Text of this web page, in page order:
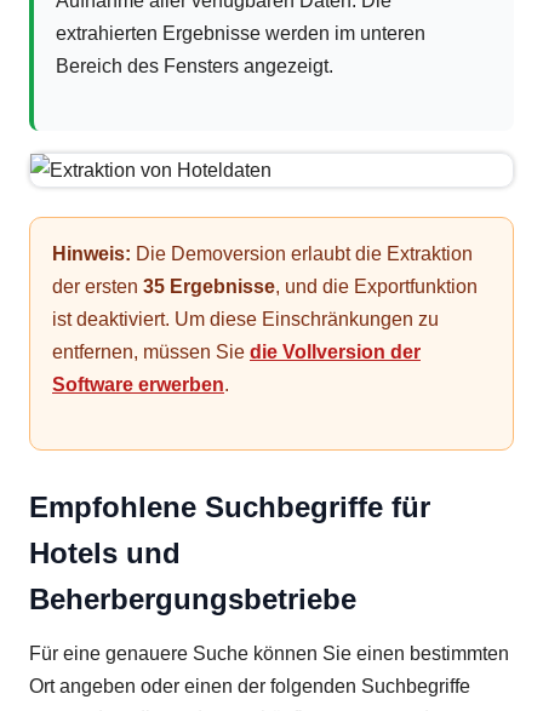
extrahierten Ergebnisse werden im unteren
Bereich des Fensters angezeigt.
Hinweis: Die Demoversion erlaubt die Extraktion
der ersten 35 Ergebnisse, und die Exportfunktion
ist deaktiviert. Um diese Einschränkungen zu
entfernen, müssen Sie die Vollversion der
Software erwerben.
Empfohlene Suchbegriffe für
Hotels und
Beherbergungsbetriebe
Für eine genauere Suche können Sie einen bestimmten
Ort angeben oder einen der folgenden Suchbegriffe